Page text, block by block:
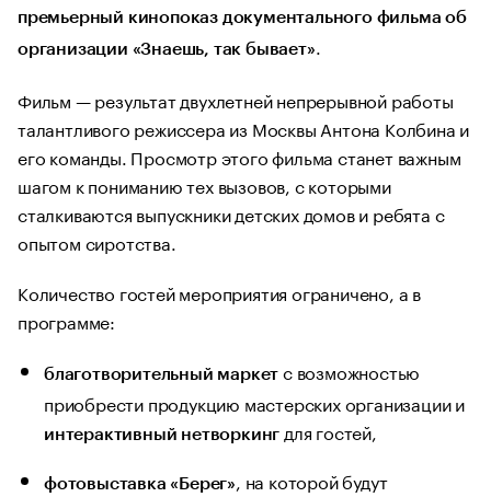
премьерный кинопоказ документального фильма об
организации «Знаешь, так бывает».
Фильм — результат двухлетней непрерывной работы
талантливого режиссера из Москвы Антона Колбина и
его команды. Просмотр этого фильма станет важным
шагом к пониманию тех вызовов, с которыми
сталкиваются выпускники детских домов и ребята с
опытом сиротства.
Количество гостей мероприятия ограничено, а в
программе:
благотворительный маркет с возможностью
приобрести продукцию мастерских организации и
интерактивный нетворкинг для гостей,
фотовыставка «Берег», на которой будут